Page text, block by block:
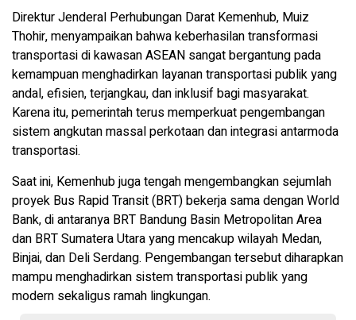
Direktur Jenderal Perhubungan Darat Kemenhub, Muiz
Thohir, menyampaikan bahwa keberhasilan transformasi
transportasi di kawasan ASEAN sangat bergantung pada
kemampuan menghadirkan layanan transportasi publik yang
andal, efisien, terjangkau, dan inklusif bagi masyarakat.
Karena itu, pemerintah terus memperkuat pengembangan
sistem angkutan massal perkotaan dan integrasi antarmoda
transportasi.
Saat ini, Kemenhub juga tengah mengembangkan sejumlah
proyek Bus Rapid Transit (BRT) bekerja sama dengan World
Bank, di antaranya BRT Bandung Basin Metropolitan Area
dan BRT Sumatera Utara yang mencakup wilayah Medan,
Binjai, dan Deli Serdang. Pengembangan tersebut diharapkan
mampu menghadirkan sistem transportasi publik yang
modern sekaligus ramah lingkungan.